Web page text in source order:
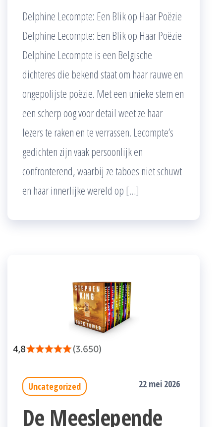
Delphine Lecompte: Een Blik op Haar Poëzie
Delphine Lecompte: Een Blik op Haar Poëzie
Delphine Lecompte is een Belgische
dichteres die bekend staat om haar rauwe en
ongepolijste poëzie. Met een unieke stem en
een scherp oog voor detail weet ze haar
lezers te raken en te verrassen. Lecompte’s
gedichten zijn vaak persoonlijk en
confronterend, waarbij ze taboes niet schuwt
en haar innerlijke wereld op […]
Uncategorized 22 mei 2026
De Meeslepende